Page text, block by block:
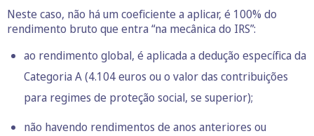
Neste caso, não há um coeficiente a aplicar, é 100% do
rendimento bruto que entra “na mecânica do IRS”:
ao rendimento global, é aplicada a dedução específica da
Categoria A (4.104 euros ou o valor das contribuições
para regimes de proteção social, se superior);
não havendo rendimentos de anos anteriores ou